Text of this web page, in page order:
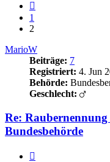
1
2
MarioW
Beiträge: 7
Registriert: 4. Jun
Behörde:
Geschlecht:
Re:
Bundesbehörde